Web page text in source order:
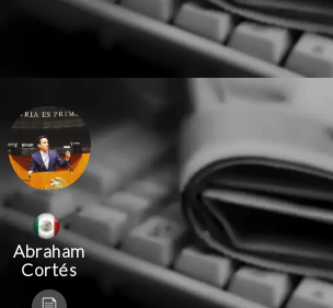
Abraham
Cortés